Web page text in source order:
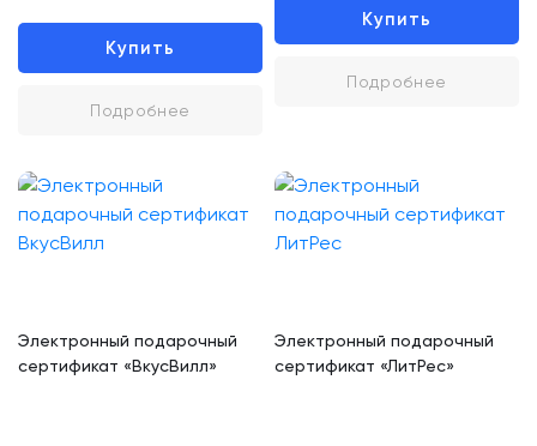
Купить
Подробнее
Купить
Подробнее
Электронный подарочный
сертификат «ВкусВилл»
Электронный подарочный
сертификат «ЛитРес»